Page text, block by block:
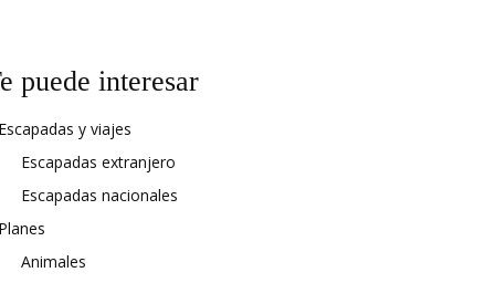
puede interesar
y viajes
Escapadas extranjero
Escapadas nacionales
Animales